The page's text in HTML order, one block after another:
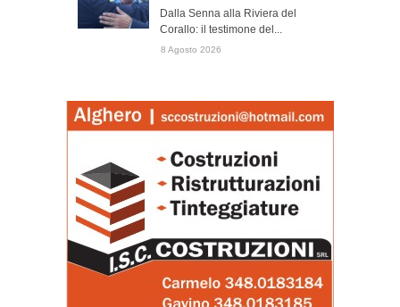
Dalla Senna alla Riviera del
Corallo: il testimone del...
8 Agosto 2026